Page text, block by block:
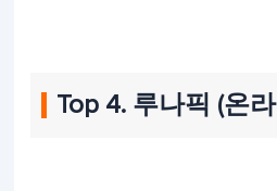
Top 4. 루나픽 (온